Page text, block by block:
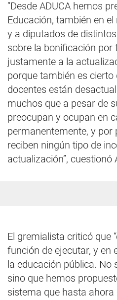
“Desde ADUCA hemos
Educación, también en
y a diputados de
sobre la bonificación por
justamente a la
porque también es cierto
docentes están
muchos que a pesar de
preocupan y ocupan en
permanentemente, y por
reciben ningún tipo de
actualización”, cuestionó
El gremialista criticó que
función de ejecutar, y en
la educación pública.
sino que hemos
sistema que hasta ahora